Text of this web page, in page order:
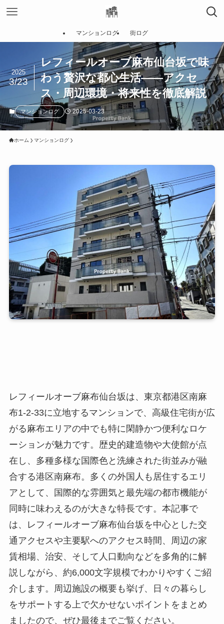
マンションログ 街ログ
レフィールオーブ麻布仙台坂で味
わう贅沢な都心生活――アクセ
ス・周辺環境・将来性を徹底解説
2025
3/23
マンションログ 2025-03-23
ホーム マンションログ
レフィールオーブ麻布仙台坂は、東京都港区南麻
布1-2-33に立地するマンションで、高級住宅街が広
がる麻布エリアの中でも特に閑静かつ便利なロケ
ーションが魅力です。歴史的建造物や大使館が点
在し、多種多様な国際色と洗練された街並みが融
合する港区南麻布。多くの外国人も居住するエリ
アとして、国際的な雰囲気と最先端の都市機能が
同時に味わえるのが大きな特長です。本記事で
は、レフィールオーブ麻布仙台坂を中心とした交
通アクセスや主要駅へのアクセス時間、周辺の家
賃相場、治安、そして人口動向などを多角的に解
説しながら、約6,000文字規模でわかりやすくご紹
介します。周辺施設の概要も挙げ、日々の暮らし
をサポートする上で欠かせないポイントをまとめ
ましたので、ぜひ最後までご覧ください。